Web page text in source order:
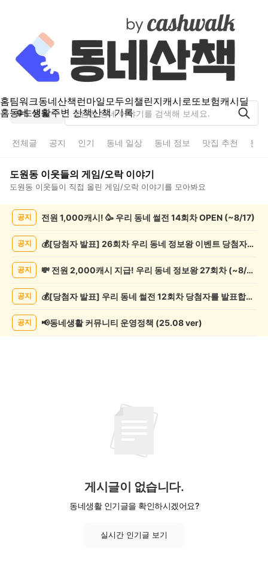
홈팀워크동네산책런마일모두의챌린지캐시로또보험캐시딜
홈동네 생활주변 산책산책 기록
도원동
전체글 공지 인기 동네 일상 동네 정보 맛집 추천 분
도원동 이웃들의 게임/오락이야기
도원동 이웃들이 직접 올린 게임/오락 이야기를 모아봐요
록
공지 전원 1,000캐시! 🥳 우리 동네 썰전 14회차 OPEN (~8/17)
공지 💰[당첨자 발표] 26회차 우리 동네 정보왕 이벤트 당첨자를 발표합니다!
공지 💸 전원 2,000캐시 지급! 우리 동네 정보왕 27회차 (~8/10)
공지 💰[당첨자 발표] 우리 동네 썰전 12회차 당첨자를 발표합니다!
공지 📢동네생활 커뮤니티 운영정책 (25.08 ver)
게시글이 없습니다.
동네생활 인기글을 확인하시겠어요?
실시간 인기글 보기